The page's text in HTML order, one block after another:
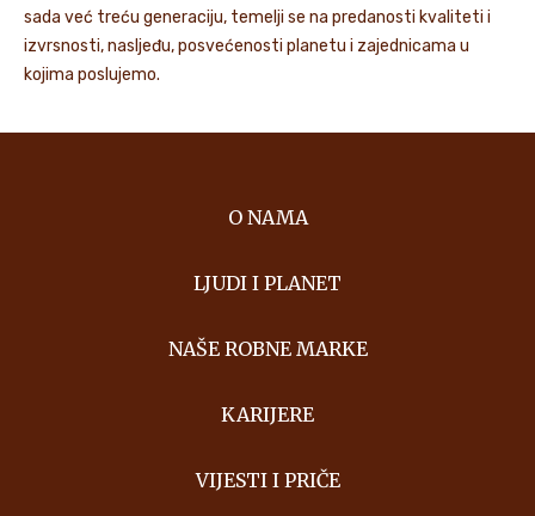
sada već treću generaciju, temelji se na predanosti kvaliteti i
izvrsnosti, nasljeđu, posvećenosti planetu i zajednicama u
kojima poslujemo.
O NAMA
LJUDI I PLANET
NAŠE ROBNE MARKE
KARIJERE
VIJESTI I PRIČE